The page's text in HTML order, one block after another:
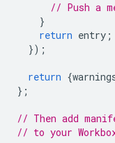
// Push a
}
return entry ;
});
return {
};
// Then add
// to your